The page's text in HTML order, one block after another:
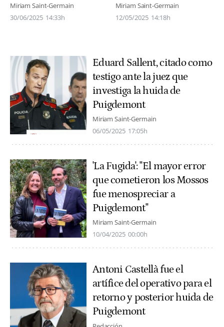
Miriam Saint-Germain
30/06/2025 14:33h
Miriam Saint-Germain
12/05/2025 14:18h
Eduard Sallent, citado como
testigo ante la juez que
investiga la huida de
Puigdemont
Miriam Saint-Germain
06/05/2025 17:05h
'La Fugida': "El mayor error
que cometieron los Mossos
fue menospreciar a
Puigdemont"
Miriam Saint-Germain
10/04/2025 00:00h
Antoni Castellà fue el
artífice del operativo para el
retorno y posterior huida de
Puigdemont